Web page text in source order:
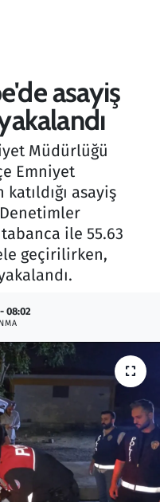
asayiş
Müdürlüğü
Emniyet
asayiş
tabanca ile 55.63
geçirilirken,
08:02